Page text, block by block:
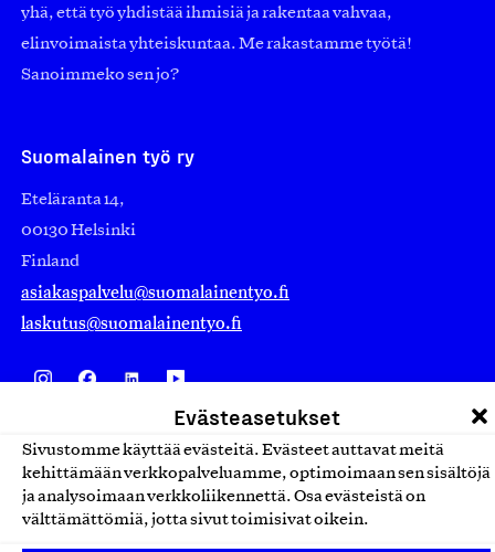
Evästeasetukset
Sivustomme käyttää evästeitä. Evästeet auttavat meitä
kehittämään verkkopalveluamme, optimoimaan sen sisältöjä
ja analysoimaan verkkoliikennettä. Osa evästeistä on
välttämättömiä, jotta sivut toimisivat oikein.
yhä, että työ yhdistää ihmisiä ja rakentaa vahvaa,
elinvoimaista yhteiskuntaa. Me rakastamme työtä!
Sanoimmeko sen jo?
Suomalainen työ ry
Eteläranta 14,
00130 Helsinki
Finland
asiakaspalvelu@suomalainentyo.fi
laskutus@suomalainentyo.fi
Avainlippu